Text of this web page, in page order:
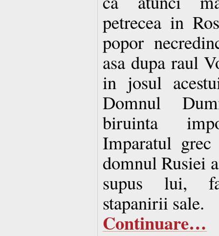
petrecea in
popor
asa dupa raul
in josul
Domnul
biruinta
Imparatul
domnul Rusiei
supus lui,
stapanirii sale.
Continuare…